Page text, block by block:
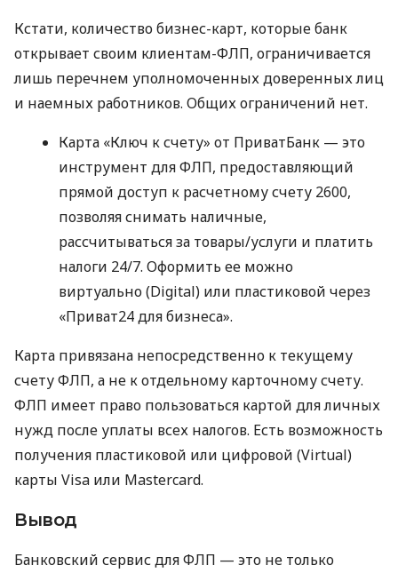
Кстати, количество бизнес-карт, которые банк
открывает своим клиентам-ФЛП, ограничивается
лишь перечнем уполномоченных доверенных лиц
и наемных работников. Общих ограничений нет.
Карта «Ключ к счету» от ПриватБанк — это
инструмент для ФЛП, предоставляющий
прямой доступ к расчетному счету 2600,
позволяя снимать наличные,
рассчитываться за товары/услуги и платить
налоги 24/7. Оформить ее можно
виртуально (Digital) или пластиковой через
«Приват24 для бизнеса».
Карта привязана непосредственно к текущему
счету ФЛП, а не к отдельному карточному счету.
ФЛП имеет право пользоваться картой для личных
нужд после уплаты всех налогов. Есть возможность
получения пластиковой или цифровой (Virtual)
карты Visa или Mastercard.
Вывод
Банковский сервис для ФЛП — это не только